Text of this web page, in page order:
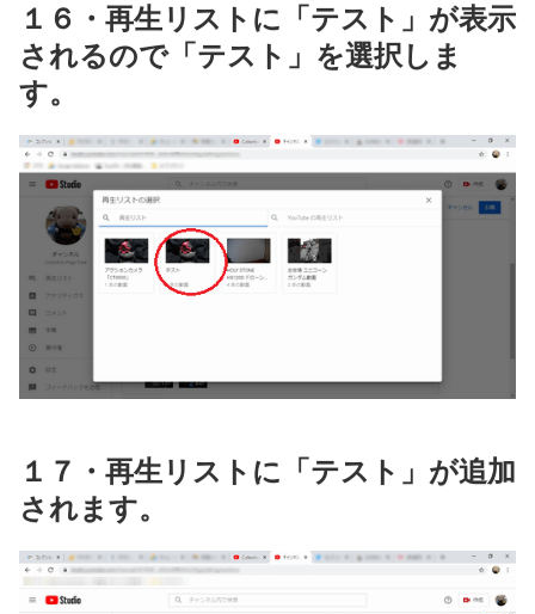
１６・再生リストに「テスト」が表示
されるので「テスト」を選択しま
す。
１７・再生リストに「テスト」が追加
されます。